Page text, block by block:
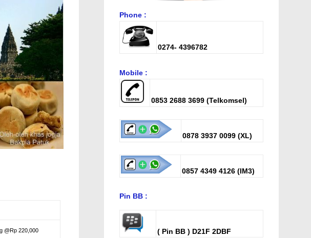
@Rp 220,000
Phone :
0274- 4396782
Mobile :
0853 2688 3699(Telkomsel)
0878 3937 0099(XL)
0857 4349 4126(IM3)
Pin BB :
( Pin BB ) D21F 2DBF